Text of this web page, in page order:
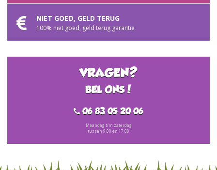
NIET GOED, GELD TERUG
100% niet goed, geld terug garantie
VRAGEN?
BEL ONS!
06 83 05 20 06
Maandag t/m zaterdag
tussen 9.00 en 17.00